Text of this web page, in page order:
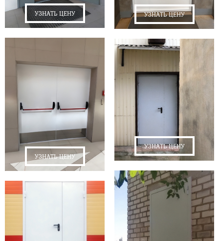
УЗНАТЬ ЦЕНУ
УЗНАТЬ ЦЕНУ
УЗНАТЬ ЦЕНУ
УЗНАТЬ ЦЕНУ